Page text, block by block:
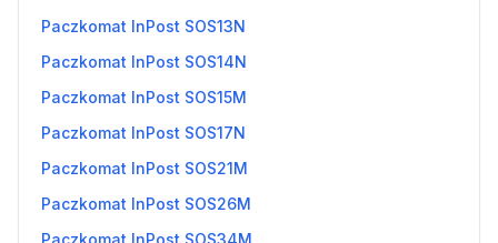
Paczkomat InPost SOS13N
Paczkomat InPost SOS14N
Paczkomat InPost SOS15M
Paczkomat InPost SOS17N
Paczkomat InPost SOS21M
Paczkomat InPost SOS26M
Paczkomat InPost SOS34M